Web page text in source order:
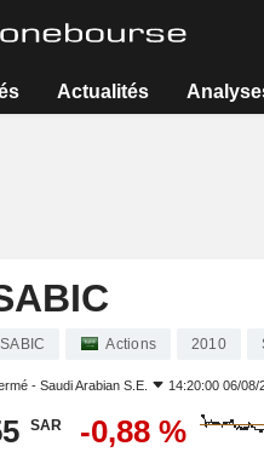
Actualités
Actions 2010
- Saudi Arabian S.E. 14:20:00 06/08/
SAR -0,88 %